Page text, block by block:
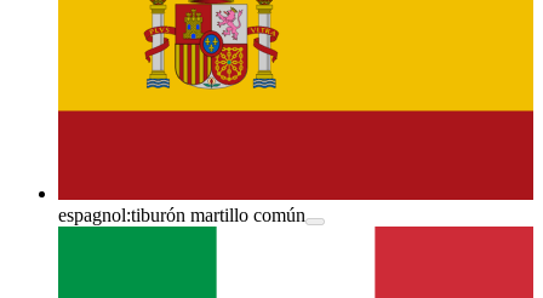
espagnol:tiburón martillo común